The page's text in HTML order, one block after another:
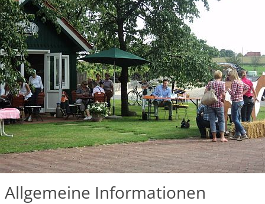
Allgemeine Informationen